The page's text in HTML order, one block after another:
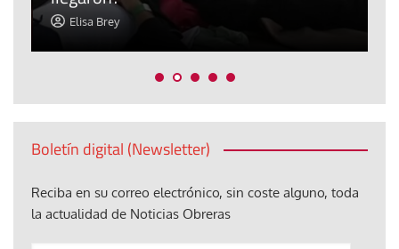
Elisa Brey
Boletín digital (Newsletter)
Reciba en su correo electrónico, sin coste alguno, toda
la actualidad de Noticias Obreras